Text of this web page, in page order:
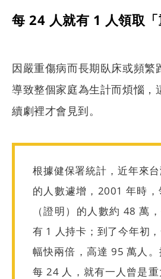
每 24 人就有 1 人領取「
因嚴重傷病而長期臥床或頻繁
導致整個家庭為生計而煩惱，
續劇裡才會見到。
根據健保署統計，近年來
的人數遽增，2001 年時
（證明）的人數約 48 萬
有 1 人持卡；到了今年初
幅快兩倍，高達 95 萬人
每 24 人，就有一人曾是